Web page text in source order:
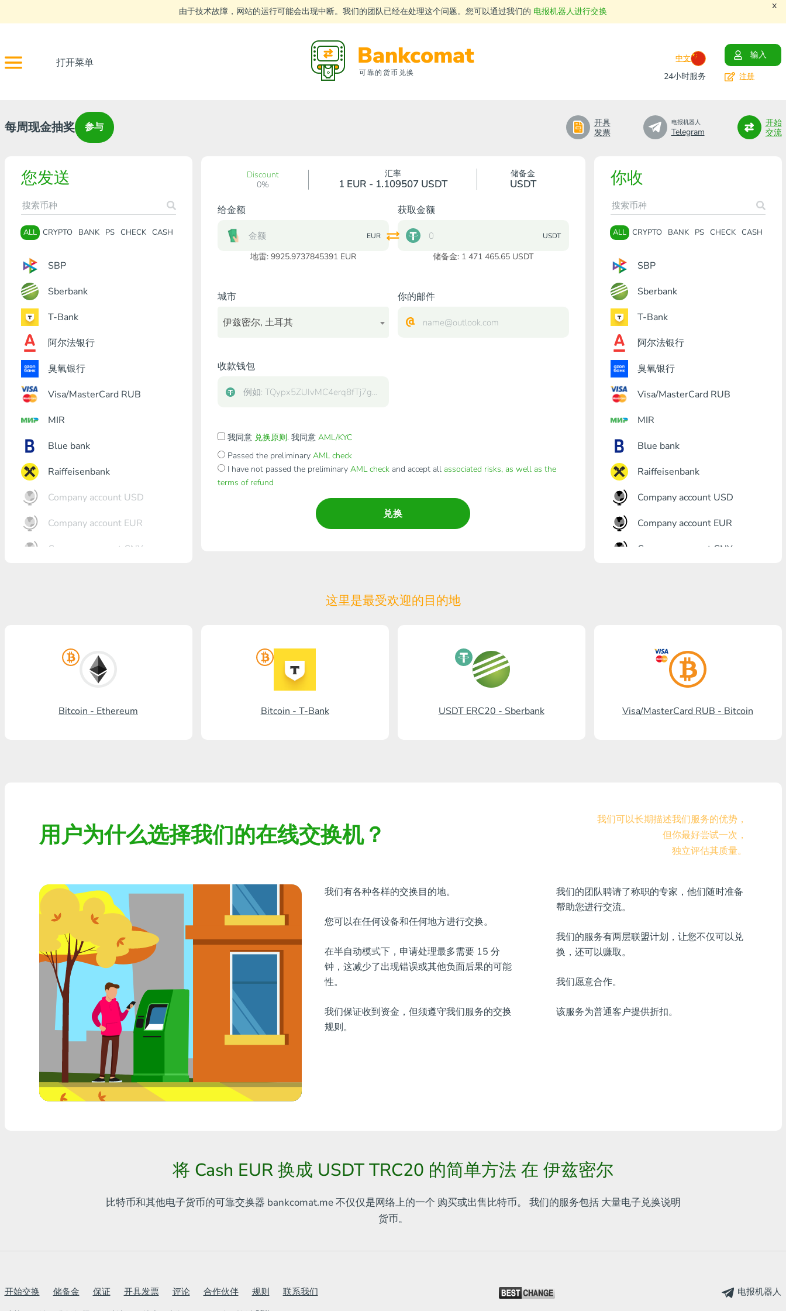
由于技术故障，网站的运行可能会出现中断。我们的团队已经在处理这个问题。您可以通过我们的 电报机器人进行交换 x
打开菜单 Bankcomat
可靠的货币兑换
中文
输入
24小时服务
注册
每周现金抽奖 参与
开具
发票
电报机器人
Telegram
开始
交流
您发送
ALL CRYPTO BANK PS CHECK CASH
SBP
Sberbank
T-Bank
阿尔法银行
臭氧银行
Visa/MasterCard RUB
MIR
Blue bank
Raiffeisenbank
Company account USD
Company account EUR
Company account CNY
Promsvyazbank
Russian standard银行
Visa/MasterCard USD
首页信贷银行
任何一家MDL银行
任何AMD银行
任何银行KGS
任何银行UZS
任何银行凝胶
任何银行PLN
任何银行THB
Visa/MasterCard MDL
Dash
你收
ALL CRYPTO BANK PS CHECK CASH
SBP
Sberbank
T-Bank
阿尔法银行
臭氧银行
Visa/MasterCard RUB
MIR
Blue bank
Raiffeisenbank
Company account USD
Company account EUR
Company account CNY
Promsvyazbank
Russian standard银行
Visa/MasterCard USD
Visa/MasterCard EUR
首页信贷银行
任何AMD银行
任何银行凝胶
Discount
0%
汇率
1 EUR - 1.109507 USDT
储备金
USDT
给金额
EUR
地雷: 9925.9737845391EUR
获取金额
USDT
储备金: 1 471 465.65 USDT
城市
伊兹密尔, 土耳其
你的邮件
收款钱包
我同意 兑换原则. 我同意 AML/KYC
Passed the preliminary AML check
I have not passed the preliminary AML checkand accept all associated risks, as well as the
terms of refund
兑换
这里是最受欢迎的目的地
Bitcoin - Ethereum Bitcoin - T-Bank USDT ERC20 - Sberbank Visa/MasterCard RUB - Bitcoin
用户为什么选择我们的在线交换机？
我们可以长期描述我们服务的优势，
但你最好尝试一次，
独立评估其质量。
我们有各种各样的交换目的地。
您可以在任何设备和任何地方进行交换。
在半自动模式下，申请处理最多需要 15 分
钟，这减少了出现错误或其他负面后果的可能
性。
我们保证收到资金，但须遵守我们服务的交换
规则。
我们的团队聘请了称职的专家，他们随时准备
帮助您进行交流。
我们的服务有两层联盟计划，让您不仅可以兑
换，还可以赚取。
我们愿意合作。
该服务为普通客户提供折扣。
将 Cash EUR 换成 USDT TRC20 的简单方法 在 伊兹密尔
比特币和其他电子货币的可靠交换器 bankcomat.me 不仅仅是网络上的一个 购买或出售比特币。 我们的服务包括 大量电子兑换说明
货币。
电报机器人
开始交换 储备金 保证 开具发票 评论 合作伙伴 规则 联系我们